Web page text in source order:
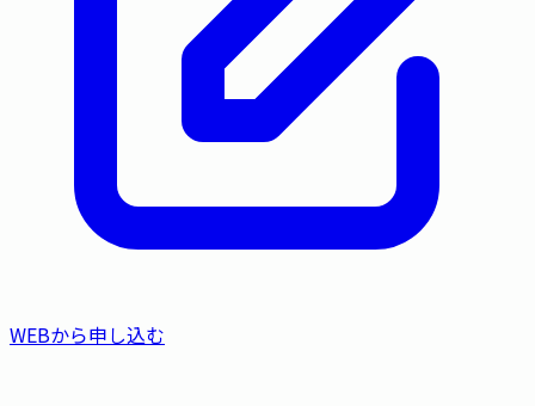
WEBから申し込む